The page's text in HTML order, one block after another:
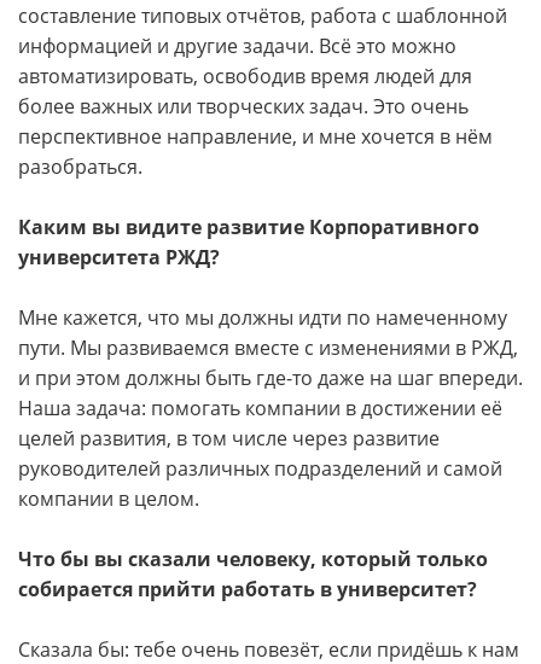
составление типовых отчётов, работа с шаблонной
информацией и другие задачи. Всё это можно
автоматизировать, освободив время людей для
более важных или творческих задач. Это очень
перспективное направление, и мне хочется в нём
разобраться.
Каким вы видите развитие Корпоративного
университета РЖД?
Мне кажется, что мы должны идти по намеченному
пути. Мы развиваемся вместе с изменениями в РЖД,
и при этом должны быть где-то даже на шаг впереди.
Наша задача: помогать компании в достижении её
целей развития, в том числе через развитие
руководителей различных подразделений и самой
компании в целом.
Что бы вы сказали человеку, который только
собирается прийти работать в университет?
Сказала бы: тебе очень повезёт, если придёшь к нам